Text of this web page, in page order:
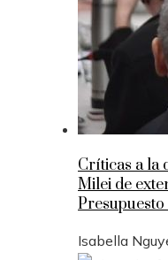
Críticas a la
Milei de
Isabella